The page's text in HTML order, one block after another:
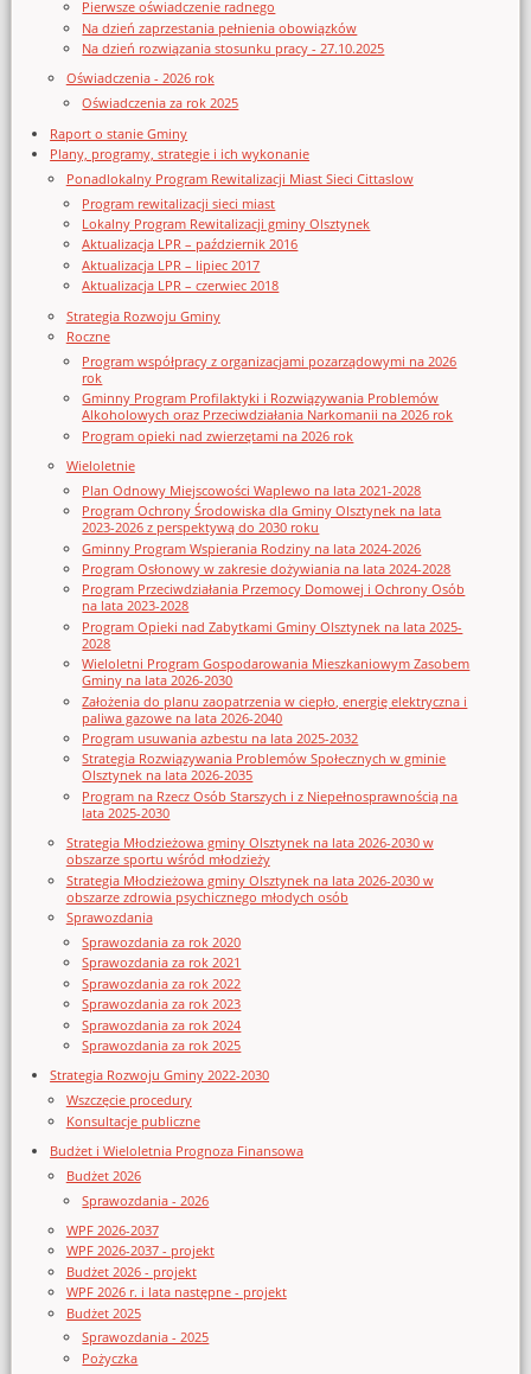
Pierwsze oświadczenie radnego
Na dzień zaprzestania pełnienia obowiązków
Na dzień rozwiązania stosunku pracy - 27.10.2025
Oświadczenia - 2026 rok
Oświadczenia za rok 2025
Raport o stanie Gminy
Plany, programy, strategie i ich wykonanie
Ponadlokalny Program Rewitalizacji Miast Sieci Cittaslow
Program rewitalizacji sieci miast
Lokalny Program Rewitalizacji gminy Olsztynek
Aktualizacja LPR – październik 2016
Aktualizacja LPR – lipiec 2017
Aktualizacja LPR – czerwiec 2018
Strategia Rozwoju Gminy
Roczne
Program współpracy z organizacjami pozarządowymi na 2026
rok
Gminny Program Profilaktyki i Rozwiązywania Problemów
Alkoholowych oraz Przeciwdziałania Narkomanii na 2026 rok
Program opieki nad zwierzętami na 2026 rok
Wieloletnie
Plan Odnowy Miejscowości Waplewo na lata 2021-2028
Program Ochrony Środowiska dla Gminy Olsztynek na lata
2023-2026 z perspektywą do 2030 roku
Gminny Program Wspierania Rodziny na lata 2024-2026
Program Osłonowy w zakresie dożywiania na lata 2024-2028
Program Przeciwdziałania Przemocy Domowej i Ochrony Osób
na lata 2023-2028
Program Opieki nad Zabytkami Gminy Olsztynek na lata 2025-
2028
Wieloletni Program Gospodarowania Mieszkaniowym Zasobem
Gminy na lata 2026-2030
Założenia do planu zaopatrzenia w ciepło, energię elektryczna i
paliwa gazowe na lata 2026-2040
Program usuwania azbestu na lata 2025-2032
Strategia Rozwiązywania Problemów Społecznych w gminie
Olsztynek na lata 2026-2035
Program na Rzecz Osób Starszych i z Niepełnosprawnością na
lata 2025-2030
Strategia Młodzieżowa gminy Olsztynek na lata 2026-2030 w
obszarze sportu wśród młodzieży
Strategia Młodzieżowa gminy Olsztynek na lata 2026-2030 w
obszarze zdrowia psychicznego młodych osób
Sprawozdania
Sprawozdania za rok 2020
Sprawozdania za rok 2021
Sprawozdania za rok 2022
Sprawozdania za rok 2023
Sprawozdania za rok 2024
Sprawozdania za rok 2025
Strategia Rozwoju Gminy 2022-2030
Wszczęcie procedury
Konsultacje publiczne
Budżet i Wieloletnia Prognoza Finansowa
Budżet 2026
Sprawozdania - 2026
WPF 2026-2037
WPF 2026-2037 - projekt
Budżet 2026 - projekt
WPF 2026 r. i lata następne - projekt
Budżet 2025
Sprawozdania - 2025
Pożyczka